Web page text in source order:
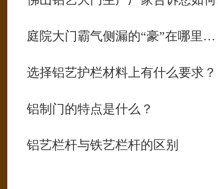
庭院大门霸气侧漏的“豪”在哪里…
选择铝艺护栏材料上有什么要求？
铝制门的特点是什么？
铝艺栏杆与铁艺栏杆的区别